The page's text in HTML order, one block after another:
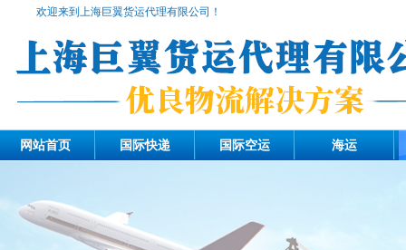
欢迎来到上海巨翼货运代理有限公司！
网站首页 国际快递 国际空运 海运